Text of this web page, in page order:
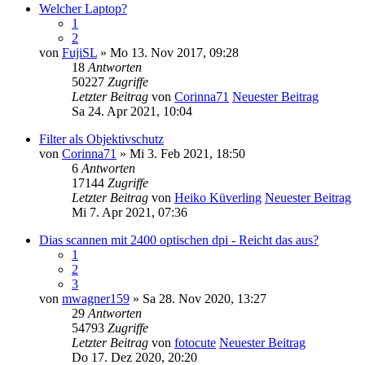
Welcher Laptop?
1
2
von FujiSL » Mo 13. Nov 2017, 09:28
18 Antworten
50227 Zugriffe
Letzter Beitrag von Corinna71 Neuester Beitrag
Sa 24. Apr 2021, 10:04
Filter als Objektivschutz
von Corinna71 » Mi 3. Feb 2021, 18:50
6 Antworten
17144 Zugriffe
Letzter Beitrag von Heiko Küverling Neuester Beitrag
Mi 7. Apr 2021, 07:36
Dias scannen mit 2400 optischen dpi - Reicht das aus?
1
2
3
von mwagner159 » Sa 28. Nov 2020, 13:27
29 Antworten
54793 Zugriffe
Letzter Beitrag von fotocute Neuester Beitrag
Do 17. Dez 2020, 20:20